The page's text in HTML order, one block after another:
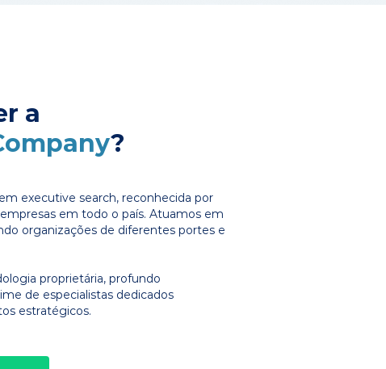
a
?
executive search, reconhecida por
em todo o país. Atuamos em
organizações de diferentes portes e
proprietária, profundo
de especialistas dedicados
estratégicos.